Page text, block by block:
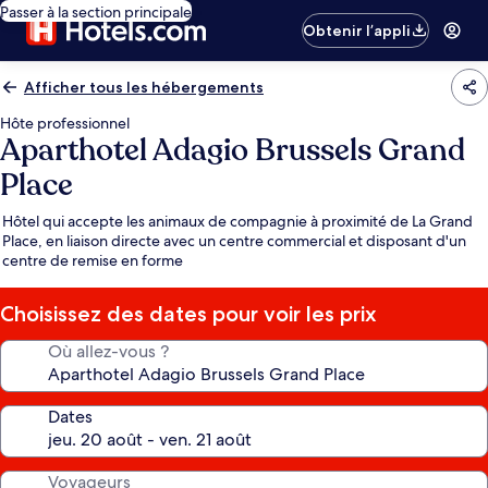
Passer à la section principale
Obtenir l’appli
Afficher tous les hébergements
Hôte professionnel
Aparthotel Adagio Brussels Grand
Place
Hôtel qui accepte les animaux de compagnie à proximité de La Grand
Place, en liaison directe avec un centre commercial et disposant d'un
centre de remise en forme
Choisissez des dates pour voir les prix
Où allez-vous ?
Dates
Voyageurs